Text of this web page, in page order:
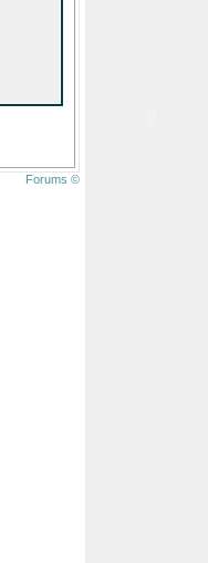
Forums ©